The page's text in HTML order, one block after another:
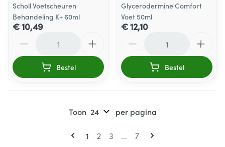
Scholl Voetscheuren
Behandeling K+ 60ml
€ 10,49
Bestel
Glycerodermine Comfort
Voet 50ml
€ 12,10
Bestel
Pagina's
U lees momenteel pagina
1 Pagina
2 Pagina
3 ... Pagina
7
Toon per pagina